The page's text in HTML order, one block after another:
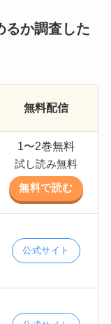
るか調査した
無料配信
1〜2巻無料
試し読み無料
無料で読む
公式サイト